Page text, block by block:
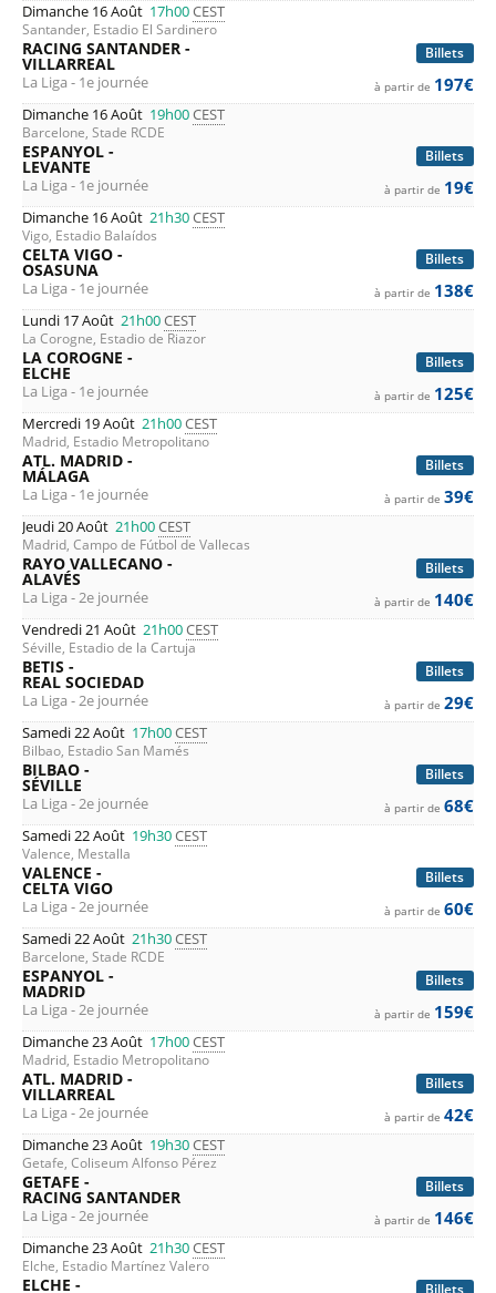
Dimanche 16 Août 17h00CEST
Santander, Estadio El Sardinero
Billets
RACING SANTANDER -
VILLARREAL
La Liga - 1e journée à partir de 197€
Dimanche 16 Août 19h00CEST
Barcelone, Stade RCDE
Billets
ESPANYOL -
LEVANTE
La Liga - 1e journée à partir de 19€
Dimanche 16 Août 21h30CEST
Vigo, Estadio Balaídos
Billets
CELTA VIGO -
OSASUNA
La Liga - 1e journée à partir de 138€
Lundi 17 Août 21h00CEST
La Corogne, Estadio de Riazor
Billets
LA COROGNE -
ELCHE
La Liga - 1e journée à partir de 125€
Mercredi 19 Août 21h00CEST
Madrid, Estadio Metropolitano
Billets
ATL. MADRID -
MÁLAGA
La Liga - 1e journée à partir de 39€
Jeudi 20 Août 21h00CEST
Madrid, Campo de Fútbol de Vallecas
Billets
RAYO VALLECANO -
ALAVÉS
La Liga - 2e journée à partir de 140€
Vendredi 21 Août 21h00CEST
Séville, Estadio de la Cartuja
Billets
BETIS -
REAL SOCIEDAD
La Liga - 2e journée à partir de 29€
Samedi 22 Août 17h00CEST
Bilbao, Estadio San Mamés
Billets
BILBAO -
SÉVILLE
La Liga - 2e journée à partir de 68€
Samedi 22 Août 19h30CEST
Valence, Mestalla
Billets
VALENCE -
CELTA VIGO
La Liga - 2e journée à partir de 60€
Samedi 22 Août 21h30CEST
Barcelone, Stade RCDE
Billets
ESPANYOL -
MADRID
La Liga - 2e journée à partir de 159€
Dimanche 23 Août 17h00CEST
Madrid, Estadio Metropolitano
Billets
ATL. MADRID -
VILLARREAL
La Liga - 2e journée à partir de 42€
Dimanche 23 Août 19h30CEST
Getafe, Coliseum Alfonso Pérez
Billets
GETAFE -
RACING SANTANDER
La Liga - 2e journée à partir de 146€
Dimanche 23 Août 21h30CEST
Elche, Estadio Martínez Valero
ELCHE -